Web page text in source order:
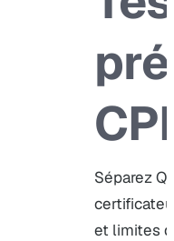
Séparez
et limites